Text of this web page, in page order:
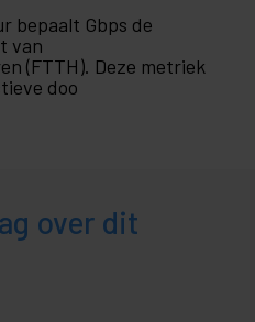
bepaalt Gbps de
van
(FTTH). Deze metriek
doo
over dit